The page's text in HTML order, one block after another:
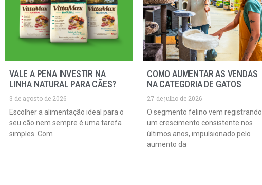
VALE A PENA INVESTIR NA
LINHA NATURAL PARA CÃES?
3 de agosto de 2026
Escolher a alimentação ideal para o
seu cão nem sempre é uma tarefa
simples. Com
COMO AUMENTAR AS VENDAS
NA CATEGORIA DE GATOS
27 de julho de 2026
O segmento felino vem registrando
um crescimento consistente nos
últimos anos, impulsionado pelo
aumento da